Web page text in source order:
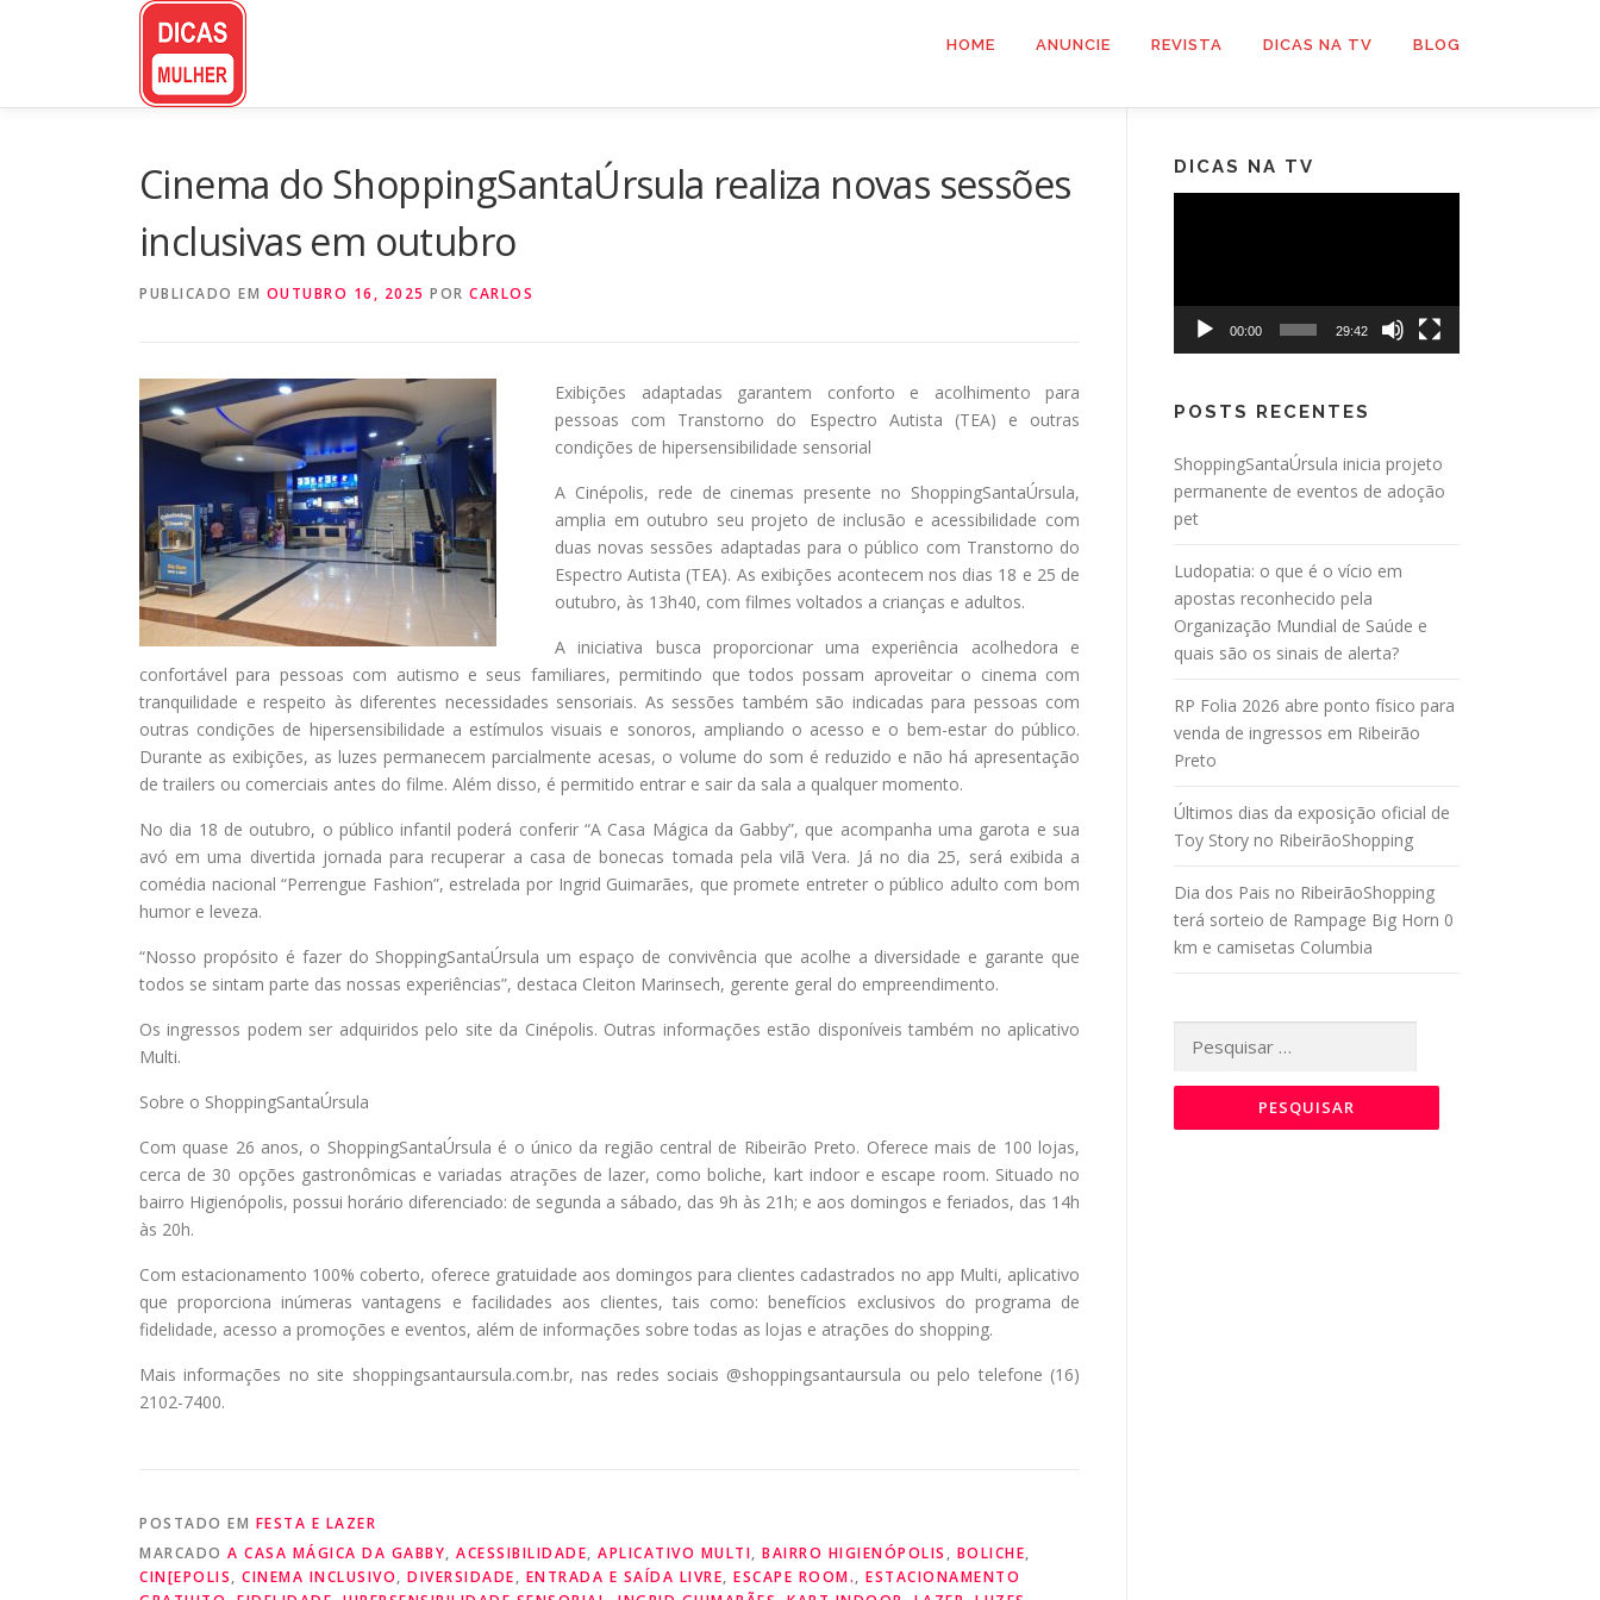
HOME ANUNCIE REVISTA DICAS NA TV BLOG
Cinema do ShoppingSantaÚrsula realiza novas sessões
inclusivas em outubro
PUBLICADO EM OUTUBRO 16, 2025 POR CARLOS
Exibições adaptadas garantem conforto e acolhimento para
pessoas com Transtorno do Espectro Autista (TEA) e outras
condições de hipersensibilidade sensorial
A Cinépolis, rede de cinemas presente no ShoppingSantaÚrsula,
amplia em outubro seu projeto de inclusão e acessibilidade com
duas novas sessões adaptadas para o público com Transtorno do
Espectro Autista (TEA). As exibições acontecem nos dias 18 e 25 de
outubro, às 13h40, com filmes voltados a crianças e adultos.
A iniciativa busca proporcionar uma experiência acolhedora e
confortável para pessoas com autismo e seus familiares, permitindo que todos possam aproveitar o cinema com
tranquilidade e respeito às diferentes necessidades sensoriais. As sessões também são indicadas para pessoas com
outras condições de hipersensibilidade a estímulos visuais e sonoros, ampliando o acesso e o bem-estar do público.
Durante as exibições, as luzes permanecem parcialmente acesas, o volume do som é reduzido e não há apresentação
de trailers ou comerciais antes do filme. Além disso, é permitido entrar e sair da sala a qualquer momento.
No dia 18 de outubro, o público infantil poderá conferir “A Casa Mágica da Gabby”, que acompanha uma garota e sua
avó em uma divertida jornada para recuperar a casa de bonecas tomada pela vilã Vera. Já no dia 25, será exibida a
comédia nacional “Perrengue Fashion”, estrelada por Ingrid Guimarães, que promete entreter o público adulto com bom
humor e leveza.
“Nosso propósito é fazer do ShoppingSantaÚrsula um espaço de convivência que acolhe a diversidade e garante que
todos se sintam parte das nossas experiências”, destaca Cleiton Marinsech, gerente geral do empreendimento.
Os ingressos podem ser adquiridos pelo site da Cinépolis. Outras informações estão disponíveis também no aplicativo
Multi.
Sobre o ShoppingSantaÚrsula
Com quase 26 anos, o ShoppingSantaÚrsula é o único da região central de Ribeirão Preto. Oferece mais de 100 lojas,
cerca de 30 opções gastronômicas e variadas atrações de lazer, como boliche, kart indoor e escape room. Situado no
bairro Higienópolis, possui horário diferenciado: de segunda a sábado, das 9h às 21h; e aos domingos e feriados, das 14h
às 20h.
Com estacionamento 100% coberto, oferece gratuidade aos domingos para clientes cadastrados no app Multi, aplicativo
que proporciona inúmeras vantagens e facilidades aos clientes, tais como: benefícios exclusivos do programa de
fidelidade, acesso a promoções e eventos, além de informações sobre todas as lojas e atrações do shopping.
Mais informações no site shoppingsantaursula.com.br, nas redes sociais @shoppingsantaursula ou pelo telefone (16)
2102-7400.
POSTADO EM FESTA E LAZER
MARCADO A CASA MÁGICA DA GABBY, ACESSIBILIDADE, APLICATIVO MULTI, BAIRRO HIGIENÓPOLIS , BOLICHE,
CIN[EPOLIS, CINEMA INCLUSIVO, DIVERSIDADE, ENTRADA E SAÍDA LIVRE, ESCAPE ROOM., ESTACIONAMENTO
DICAS NA TV
00:00 29:42
POSTS RECENTES
ShoppingSantaÚrsula inicia projeto
permanente de eventos de adoção
pet
Ludopatia: o que é o vício em
apostas reconhecido pela
Organização Mundial de Saúde e
quais são os sinais de alerta?
RP Folia 2026 abre ponto físico para
venda de ingressos em Ribeirão
Preto
Últimos dias da exposição oficial de
Toy Story no RibeirãoShopping
Dia dos Pais no RibeirãoShopping
terá sorteio de Rampage Big Horn 0
km e camisetas Columbia
por: